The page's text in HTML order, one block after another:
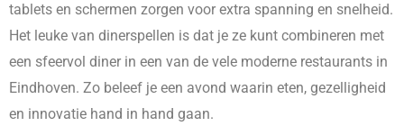
tablets en schermen zorgen voor extra spanning en snelheid.
Het leuke van dinerspellen is dat je ze kunt combineren met
een sfeervol diner in een van de vele moderne restaurants in
Eindhoven. Zo beleef je een avond waarin eten, gezelligheid
en innovatie hand in hand gaan.